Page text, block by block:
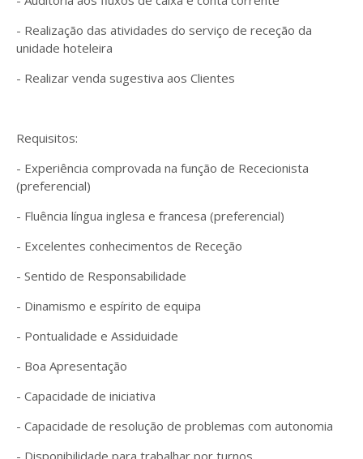
- Realização das atividades do serviço de receção da
unidade hoteleira
- Realizar venda sugestiva aos Clientes
Requisitos:
- Experiência comprovada na função de Rececionista
(preferencial)
- Fluência língua inglesa e francesa (preferencial)
- Excelentes conhecimentos de Receção
- Sentido de Responsabilidade
- Dinamismo e espírito de equipa
- Pontualidade e Assiduidade
- Boa Apresentação
- Capacidade de iniciativa
- Capacidade de resolução de problemas com autonomia
- Disponibilidade para trabalhar por turnos